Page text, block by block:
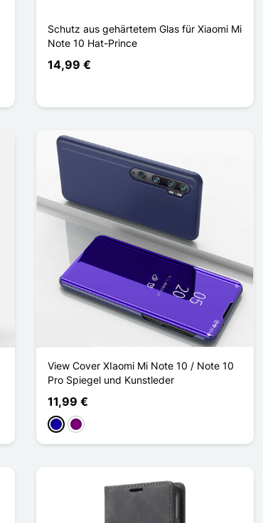
Schutz aus gehärtetem Glas für Xiaomi Mi
Note 10 Hat-Prince
14,99 €
View Cover XIaomi Mi Note 10 / Note 10
Pro Spiegel und Kunstleder
11,99 €
Dunkelblau
Violett